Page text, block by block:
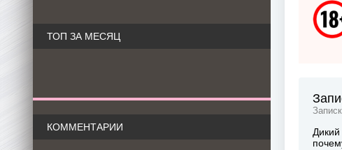
ТОП ЗА МЕСЯЦ
КОММЕНТАРИИ